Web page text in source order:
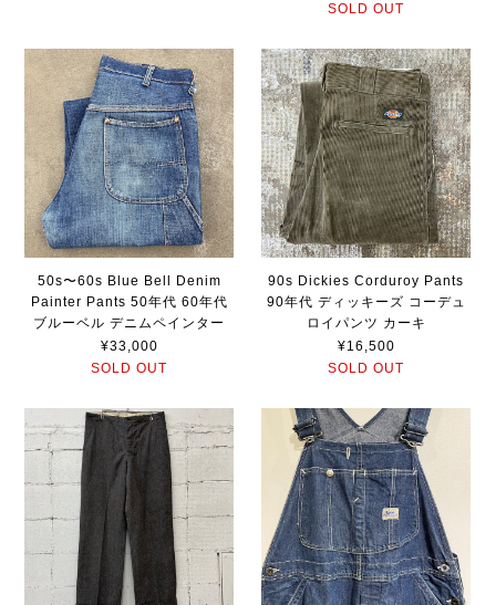
SOLD OUT
50s〜60s Blue Bell Denim
Painter Pants 50年代 60年代
ブルーベル デニムペインター
¥33,000
SOLD OUT
90s Dickies Corduroy Pants
90年代 ディッキーズ コーデュ
ロイパンツ カーキ
¥16,500
SOLD OUT